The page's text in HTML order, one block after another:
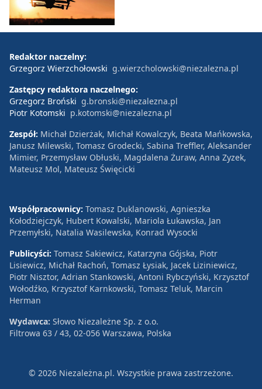
Redaktor naczelny:
Grzegorz Wierzchołowski g.wierzcholowski@niezalezna.pl
Zastępcy redaktora naczelnego:
Grzegorz Broński g.bronski@niezalezna.pl
Piotr Kotomski p.kotomski@niezalezna.pl
Zespół: Michał Dzierżak, Michał Kowalczyk, Beata Mańkowska,
Janusz Milewski, Tomasz Grodecki, Sabina Treffler, Aleksander
Mimier, Przemysław Obłuski, Magdalena Żuraw, Anna Zyzek,
Mateusz Mol, Mateusz Święcicki
Współpracownicy: Tomasz Duklanowski, Agnieszka
Kołodziejczyk, Hubert Kowalski, Mariola Łukawska, Jan
Przemyłski, Natalia Wasilewska, Konrad Wysocki
Publicyści: Tomasz Sakiewicz, Katarzyna Gójska, Piotr
Lisiewicz, Michał Rachoń, Tomasz Łysiak, Jacek Liziniewicz,
Piotr Nisztor, Adrian Stankowski, Antoni Rybczyński, Krzysztof
Wołodźko, Krzysztof Karnkowski, Tomasz Teluk, Marcin
Herman
Wydawca: Słowo Niezależne Sp. z o.o.
Filtrowa 63 / 43, 02-056 Warszawa, Polska
© 2026 Niezależna.pl. Wszystkie prawa zastrzeżone.